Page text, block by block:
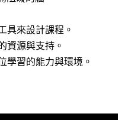
具來設計課程。
資源與支持。
學習的能力與環境。